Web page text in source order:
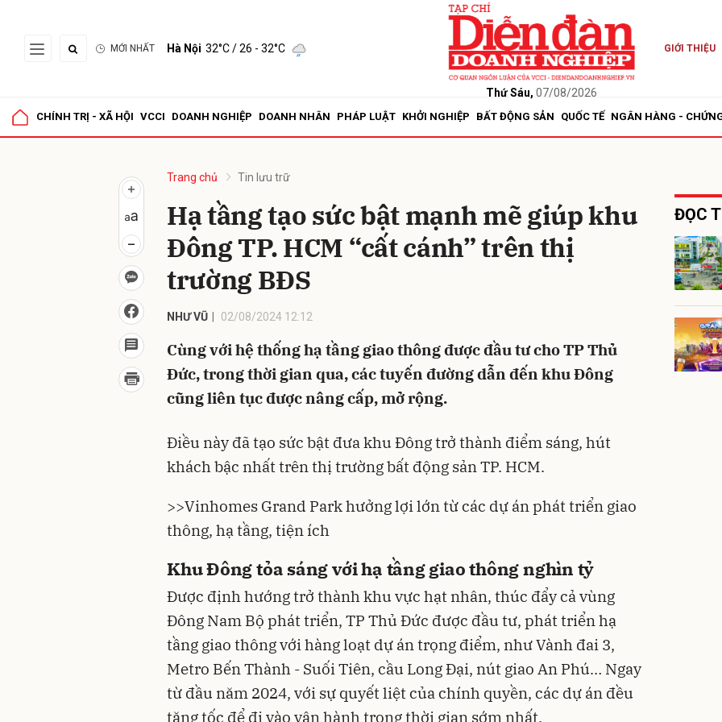
MỚI NHẤT Hà Nội 32°C/ 26 - 32°C
Thứ Sáu, 07/08/2026
GIỚI THIỆU
CHÍNH TRỊ - XÃ HỘI VCCI DOANH NGHIỆP DOANH NHÂN PHÁP LUẬT KHỞI NGHIỆP BẤT ĐỘNG SẢN QUỐC TẾ NGÂN HÀNG -
Trang chủ Tin lưu trữ
Hạ tầng tạo sức bật mạnh mẽ giúp khu
Đông TP. HCM “cất cánh” trên thị
trường BĐS
NHƯ VŨ 02/08/2024 12:12
Cùng với hệ thống hạ tầng giao thông được đầu tư cho TP Thủ
Đức, trong thời gian qua, các tuyến đường dẫn đến khu Đông
cũng liên tục được nâng cấp, mở rộng.
Điều này đã tạo sức bật đưa khu Đông trở thành điểm sáng, hút
khách bậc nhất trên thị trường bất động sản TP. HCM.
>>Vinhomes Grand Park hưởng lợi lớn từ các dự án phát triển giao
thông, hạ tầng, tiện ích
Khu Đông tỏa sáng với hạ tầng giao thông nghìn tỷ
Được định hướng trở thành khu vực hạt nhân, thúc đẩy cả vùng
Đông Nam Bộ phát triển, TP Thủ Đức được đầu tư, phát triển hạ
tầng giao thông với hàng loạt dự án trọng điểm, như Vành đai 3,
Metro Bến Thành - Suối Tiên, cầu Long Đại, nút giao An Phú… Ngay
từ đầu năm 2024, với sự quyết liệt của chính quyền, các dự án đều
tăng tốc để đi vào vận hành trong thời gian sớm nhất.
ĐỌC